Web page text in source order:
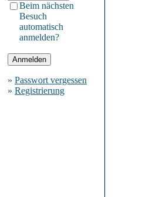
Beim nächsten
Besuch
automatisch
anmelden?
» Passwort vergessen
» Registrierung